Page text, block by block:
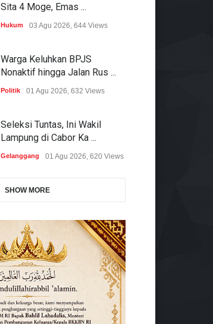
Sita 4 Moge, Emas ...
Hukum 03 Agu 2026, 644 Views
Warga Keluhkan BPJS
Nonaktif hingga Jalan Rus ...
Politik 01 Agu 2026, 632 Views
Seleksi Tuntas, Ini Wakil
Lampung di Cabor Ka ...
Gelanggang 01 Agu 2026, 620 Views
SHOW MORE